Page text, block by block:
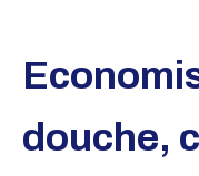
douche,